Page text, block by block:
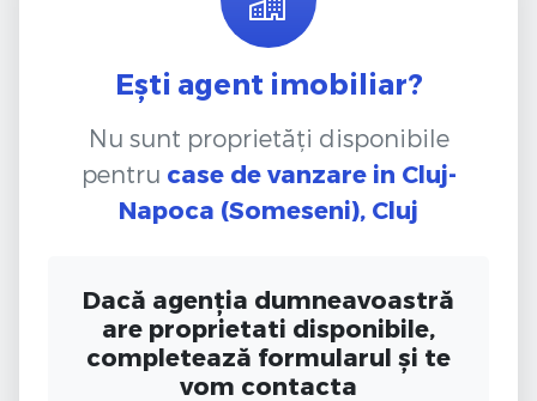
Ești agent imobiliar?
Nu sunt proprietăți disponibile
pentru case de vanzare in Cluj-
Napoca (Someseni), Cluj
Dacă agenția dumneavoastră
are proprietati disponibile,
completează formularul și te
vom contacta